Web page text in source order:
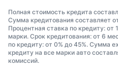
Полная стоимость кредита
Сумма кредитования составляет
Процентная ставка по кредиту: от
марки. Срок кредитования: от 6
по кредиту: от 0% до 45%. Сумма
кредиту на все марки авто
комиссий.